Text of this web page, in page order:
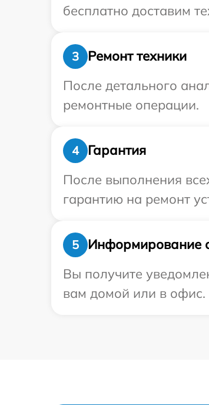
бесплатно доставим
3
Ремонт техники
После детального
ремонтные операции.
4
Гарантия
После выполнения
гарантию на ремонт
5
Информирование
Вы получите
вам домой или в офис.